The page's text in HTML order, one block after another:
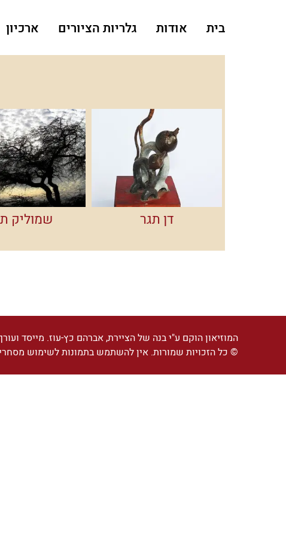
בית אודות גלריות הציורים ארכיון
שמוליק דן תגר
המוזיאון הוקם ע"י בנה של הציירת, אברהם כץ-עוז. מייסד
© כל הזכויות שמורות. אין להשתמש בתמונות לשימוש